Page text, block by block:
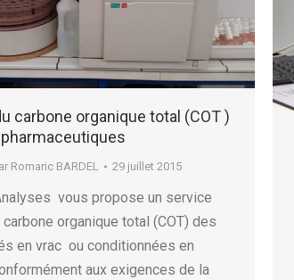
carbone organique total (COT )
Romaric BARDEL 29 juillet 2015
vous propose un service
organique total (COT) des
en vrac ou conditionnées en
aux exigences de la